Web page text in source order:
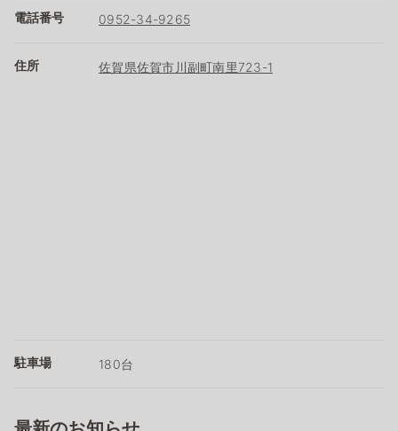
電話番号 0952-34-9265
住所 佐賀県佐賀市川副町南里723-1
駐車場 180台